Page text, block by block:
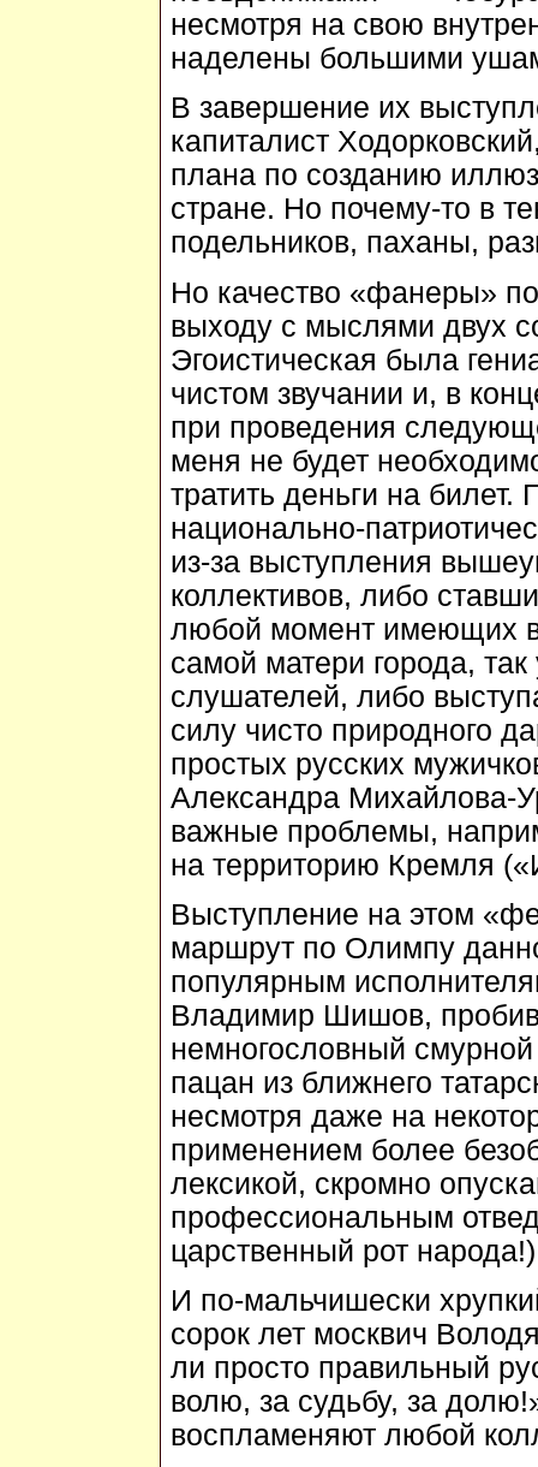
несмотря на свою
наделены большими
В завершение их
капиталист
плана по созданию
стране. Но почему-то в
подельников, паханы,
Но качество «фанеры»
выходу с мыслями двух
Эгоистическая была
чистом звучании и, в
при проведения
меня не будет
тратить деньги на билет.
национально-
из-за выступления
коллективов, либо
любой момент имеющих
самой матери города,
слушателей, либо
силу чисто природного
простых русских
Александра Михайлова-
важные проблемы,
на территорию Кремля
Выступление на этом
маршрут по Олимпу
популярным
Владимир Шишов,
немногословный
пацан из ближнего
несмотря даже на
применением более
лексикой, скромно
профессиональным
царственный рот
И по-мальчишески
сорок лет москвич
ли просто правильный
волю, за судьбу, за
воспламеняют любой